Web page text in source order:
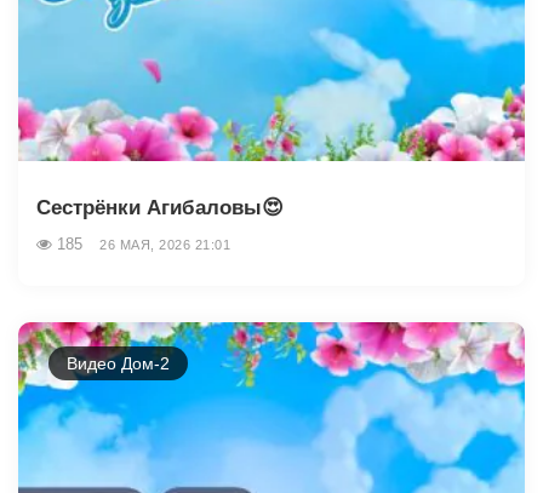
Сестрёнки Агибаловы😍
185 26 МАЯ, 2026 21:01
Видео Дом-2